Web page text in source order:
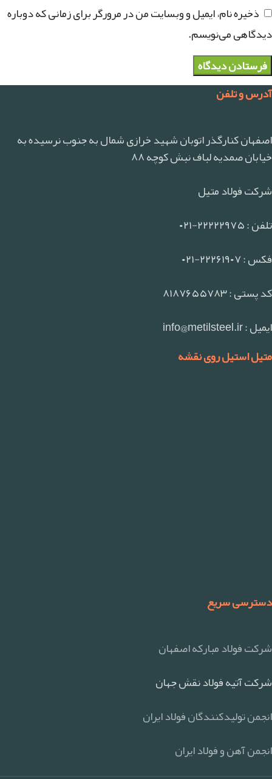
ذخیره نام، ایمیل و وبسایت من در مرورگر برای زمانی که دوباره
دیدگاهی می‌نویسم.
آدرس و تلفن
اصفهان کنارگذر اتوبان شهید خرازی شمال به جنوب نرسیده به
خیابان صمدیه لباف نبش کوچه ۸۸
شرکت فولاد متیل
تلفن : ۲۲۲۲۲۹۷۵-۰۲۱
فکس : ۲۲۲۶۱۹۰۷-۰۲۱
کد پستی : ۸۱۸۷۶۵۵۷۸۳
ایمیل : info@metilsteel.ir
متیل استیل روی نقشه
دسترسی سریع
شرکت فولاد مبارکه اصفهان
شرکت آتیه فولاد نقش جهان
انجمن تولیدکنندگان فولاد ایران
انجمن آهن و فولاد ایران